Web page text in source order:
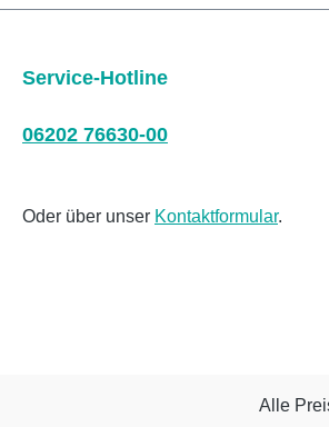
Service-Hotline
06202 76630-00
Oder über unser Kontaktformular.
Alle